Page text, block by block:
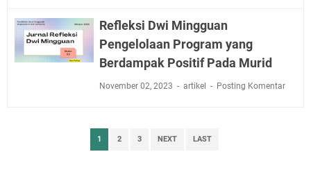
Refleksi Dwi Mingguan
Pengelolaan Program yang
Berdampak Positif Pada Murid
November 02, 2023 artikel Posting Komentar
1 2 3 NEXT LAST